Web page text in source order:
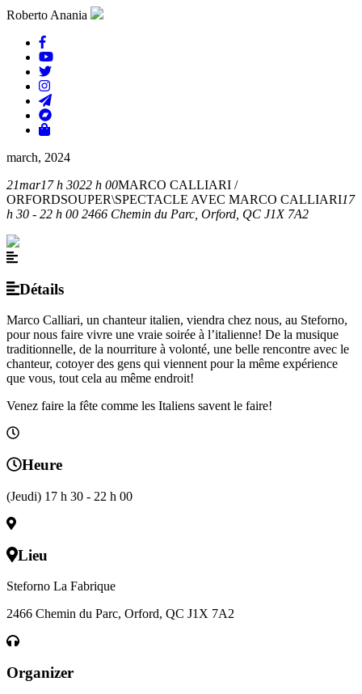
Roberto Anania
march, 2024
21mar17 h 3022 h 00MARCO CALLIARI /
ORFORDSOUPER\SPECTACLE AVEC MARCO CALLIARI17
h 30 - 22 h 00 2466 Chemin du Parc, Orford, QC J1X 7A2
Détails
Marco Calliari, un chanteur italien, viendra chez nous, au Steforno,
pour nous faire vivre une vraie soirée à l’italienne! De la musique
traditionnelle, de la nourriture à volonté, une belle rencontre avec le
chanteur, cotoyer des gens qui viennent pour la même expérience
que vous, tout cela au même endroit!
Venez faire la fête comme les Italiens savent le faire!
Heure
(Jeudi) 17 h 30 - 22 h 00
Lieu
Steforno La Fabrique
2466 Chemin du Parc, Orford, QC J1X 7A2
Organizer